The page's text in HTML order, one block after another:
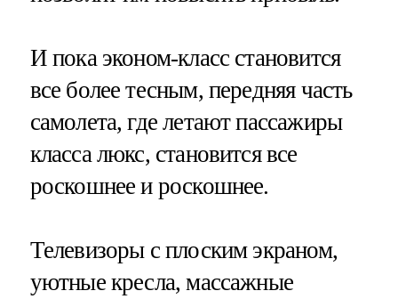
И пока эконом-класс становится
все более тесным, передняя часть
самолета, где летают пассажиры
класса люкс, становится все
роскошнее и роскошнее.
Телевизоры с плоским экраном,
уютные кресла, массажные